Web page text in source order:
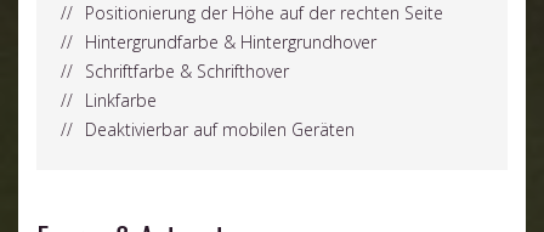
Positionierung der Höhe auf der rechten Seite
Hintergrundfarbe & Hintergrundhover
Schriftfarbe & Schrifthover
Linkfarbe
Deaktivierbar auf mobilen Geräten